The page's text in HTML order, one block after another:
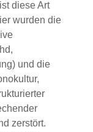
diese Art
wurden die
und die
zerstört.